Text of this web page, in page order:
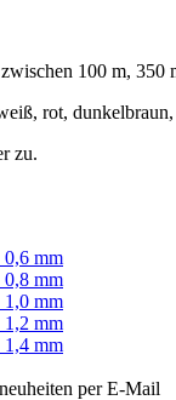
100 m, 350
rot,
zu.
mm
mm
mm
mm
mm
per E-Mail